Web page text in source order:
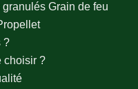
Grain de feu
?
choisir ?